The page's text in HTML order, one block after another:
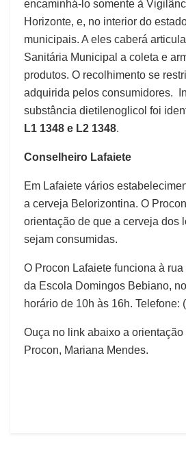
encaminhá-lo somente à
Horizonte, e, no interior do
municipais. A eles caberá
Sanitária Municipal a coleta e
produtos. O recolhimento se
adquirida pelos consumidores.
substância dietilenoglicol foi
L1 1348 e L2 1348.
Conselheiro Lafaiete
Em Lafaiete vários
a cerveja Belorizontina. O
orientação de que a cerveja dos
sejam consumidas.
O Procon Lafaiete funciona à
da Escola Domingos Bebiano,
horário de 10h às 16h. Telefone:
Ouça no link abaixo a
Procon, Mariana Mendes.